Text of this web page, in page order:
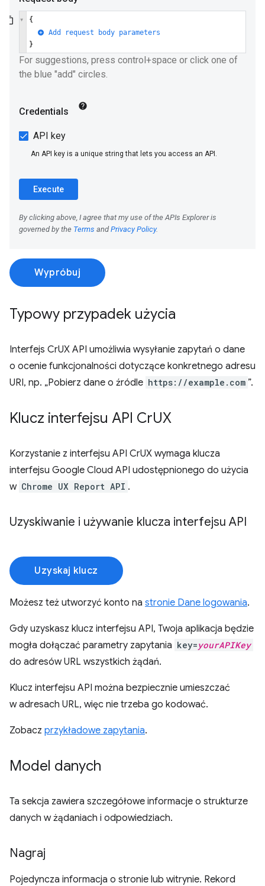
Wypróbuj
Typowy przypadek użycia
Interfejs CrUX API umożliwia wysyłanie zapytań o dane
o ocenie funkcjonalności dotyczące konkretnego adresu
URI, np. „Pobierz dane o źródle https://example.com ”.
Klucz interfejsu API CrUX
Korzystanie z interfejsu API CrUX wymaga klucza
interfejsu Google Cloud API udostępnionego do użycia
w Chrome UX Report API .
Uzyskiwanie i używanie klucza interfejsu API
Uzyskaj klucz
Możesz też utworzyć konto na stronie Dane logowania.
Gdy uzyskasz klucz interfejsu API, Twoja aplikacja będzie
mogła dołączać parametry zapytania key=yourAPIKey
do adresów URL wszystkich żądań.
Klucz interfejsu API można bezpiecznie umieszczać
w adresach URL, więc nie trzeba go kodować.
Zobacz przykładowe zapytania.
Model danych
Ta sekcja zawiera szczegółowe informacje o strukturze
danych w żądaniach i odpowiedziach.
Nagraj
Pojedyncza informacja o stronie lub witrynie. Rekord